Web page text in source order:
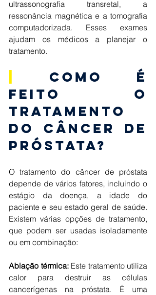
ultrassonografia transretal, a
ressonância magnética e a tomografia
computadorizada. Esses exames
ajudam os médicos a planejar o
tratamento.
Como é
feito o
tratamento
do Câncer de
Próstata?
O tratamento do câncer de próstata
depende de vários fatores, incluindo o
estágio da doença, a idade do
paciente e seu estado geral de saúde.
Existem várias opções de tratamento,
que podem ser usadas isoladamente
ou em combinação:
Ablação térmica: Este tratamento utiliza
calor para destruir as células
cancerígenas na próstata. É uma